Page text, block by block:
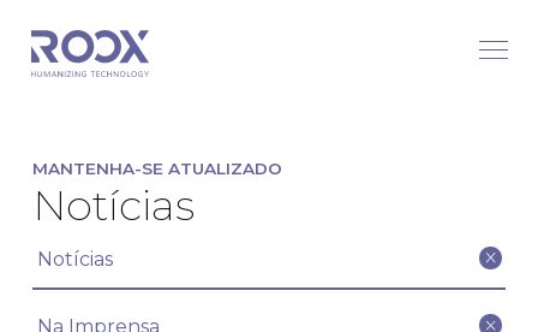
MANTENHA-SE ATUALIZADO
Notícias
Filtrar artigos